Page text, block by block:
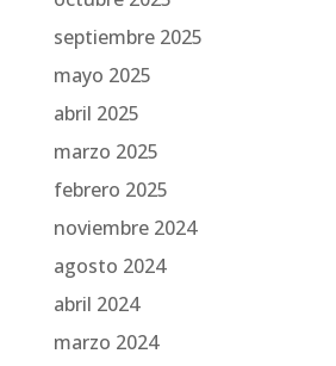
septiembre 2025
mayo 2025
abril 2025
marzo 2025
febrero 2025
noviembre 2024
agosto 2024
abril 2024
marzo 2024